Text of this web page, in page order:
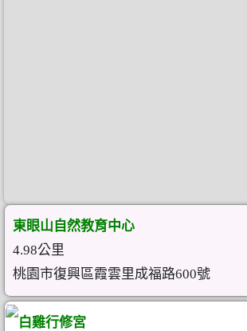
東眼山自然教育中心
4.98公里
桃園市復興區霞雲里成福路600號
白雞行修宮